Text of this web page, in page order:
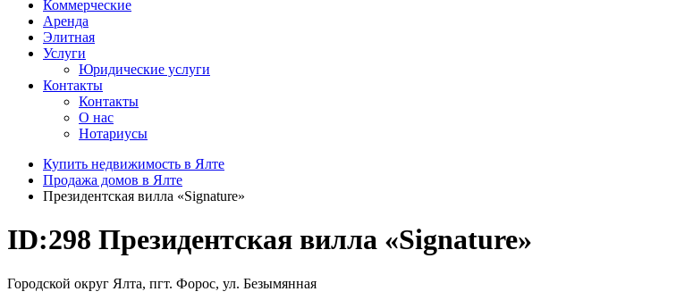
Коммерческие
Аренда
Элитная
Услуги
Юридические услуги
Контакты
Контакты
О нас
Нотариусы
Купить недвижимость в Ялте
Продажа домов в Ялте
Президентская вилла «Signature»
ID:298 Президентская вилла «Signature»
Городской округ Ялта, пгт. Форос, ул. Безымянная